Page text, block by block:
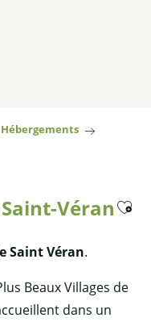
Hébergements
Véran
Saint Véran.
Beaux Villages de
dans un